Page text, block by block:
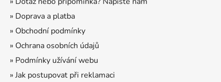
» Doprava a platba
» Obchodní podmínky
» Ochrana osobních údajů
» Podmínky užívání webu
» Jak postupovat při reklamaci